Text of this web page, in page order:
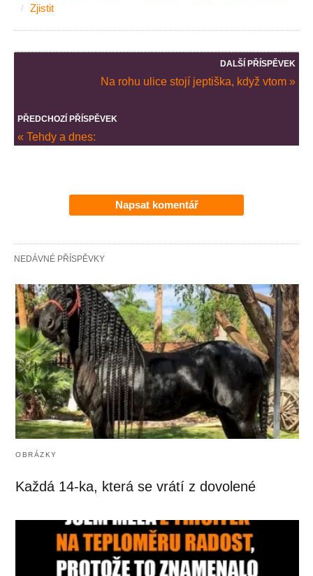
Zjistit
DALŠÍ PŘÍSPĚVEK
Na rohu ulice stojí jeptiška, když vtom »
PŘEDCHOZÍ PŘÍSPĚVEK
« Tehdy a dnes:
Napsat komentář
NEDÁVNÉ PŘÍSPĚVKY
OBRÁZKY
Každá 14-ka, která se vrátí z dovolené